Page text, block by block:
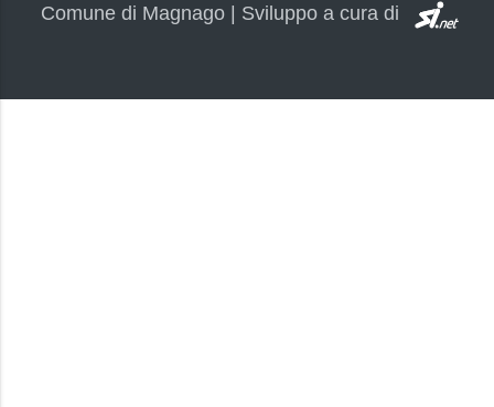
Comune di Magnago | Sviluppo a cura di